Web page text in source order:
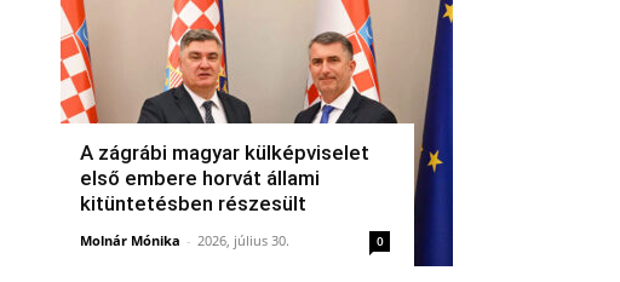
A zágrábi magyar külképviselet
első embere horvát állami
kitüntetésben részesült
Molnár Mónika - 2026, július 30. 0